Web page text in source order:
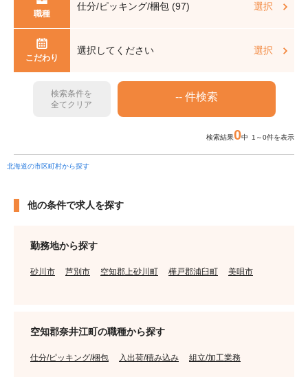
職種
仕分/ピッキング/梱包 (97) 選択
こだわり
選択してください 選択
検索条件を
全てクリア
検索結果0中 1～0件を表示
北海道の市区町村から探す
他の条件で求人を探す
勤務地から探す
砂川市 芦別市 空知郡上砂川町 樺戸郡浦臼町 美唄市
空知郡奈井江町の職種から探す
仕分/ピッキング/梱包 入出荷/積み込み 組立/加工業務